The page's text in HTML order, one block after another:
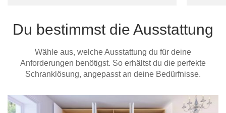
Du bestimmst die Ausstattung
Wähle aus, welche Ausstattung du für deine
Anforderungen benötigst. So erhältst du die perfekte
Schranklösung, angepasst an deine Bedürfnisse.